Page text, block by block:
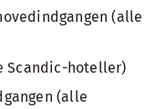
(alle
Scandic-hoteller)
(alle